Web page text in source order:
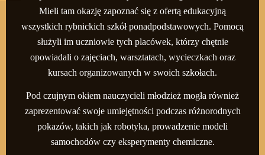
Mieli tam okazję zapoznać się z ofertą edukacyjną
wszystkich rybnickich szkół ponadpodstawowych. Pomocą
służyli im uczniowie tych placówek, którzy chętnie
opowiadali o zajęciach, warsztatach, wycieczkach oraz
kursach organizowanych w swoich szkołach.
Pod czujnym okiem nauczycieli młodzież mogła również
zaprezentować swoje umiejętności podczas różnorodnych
pokazów, takich jak robotyka, prowadzenie modeli
samochodów czy eksperymenty chemiczne.